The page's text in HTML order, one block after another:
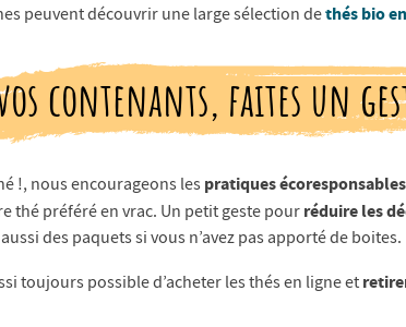
peuvent découvrir une large sélection dethés bio
contenants, faites un
!, nous encourageons les pratiques
thé préféré en vrac. Un petit geste pour réduire les
des paquets si vous n’avez pas apporté de boites.
toujours possible d’acheter les thés en ligne et